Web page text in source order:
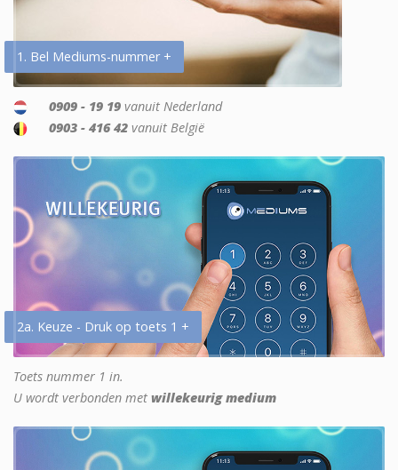
1. Bel Mediums-nummer +
0909 - 19 19 vanuit Nederland
0903 - 416 42 vanuit België
2a. Keuze - Druk op toets 1 +
Toets nummer 1 in.
U wordt verbonden met willekeurig medium